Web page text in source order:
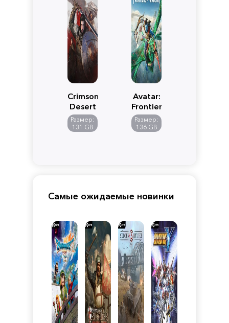
Crimson
Desert
Размер:
131 GB
Avatar:
Frontiers
of
Pandora
Размер:
136 GB
Самые ожидаемые новинки